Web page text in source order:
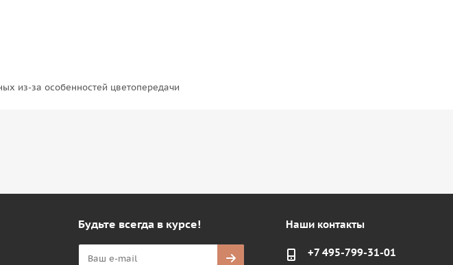
из-за особенностей цветопередачи
Будьте всегда в курсе! Наши контакты
+7 495-799-31-01